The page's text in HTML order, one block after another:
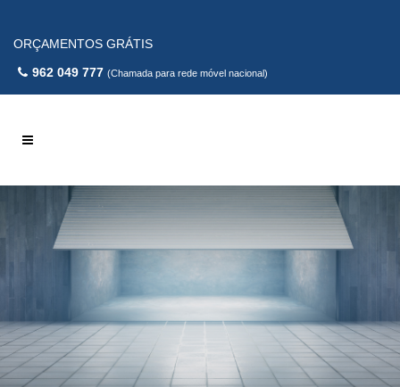
ORÇAMENTOS GRÁTIS
962 049 777 (Chamada para rede móvel nacional)